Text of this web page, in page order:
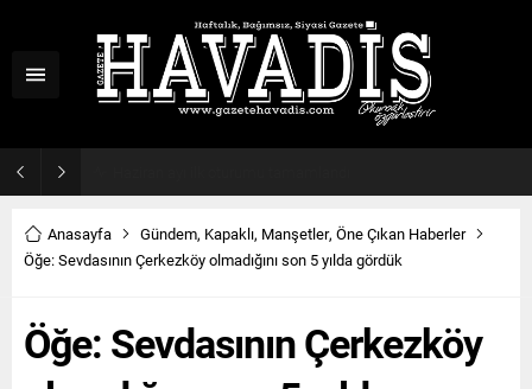
Anasayfa Gündem, Kapaklı, Manşetler, Öne Çıkan Haberler
Öğe: Sevdasının Çerkezköy olmadığını son 5 yılda gördük
Öğe: Sevdasının Çerkezköy